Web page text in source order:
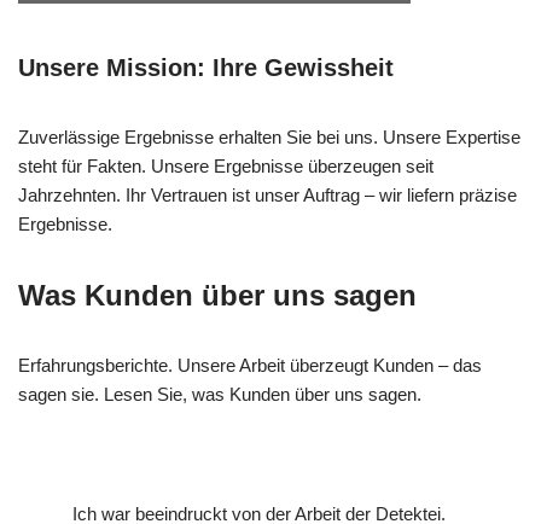
Unsere Mission: Ihre Gewissheit
Zuverlässige Ergebnisse erhalten Sie bei uns. Unsere Expertise
steht für Fakten. Unsere Ergebnisse überzeugen seit
Jahrzehnten. Ihr Vertrauen ist unser Auftrag – wir liefern präzise
Ergebnisse.
Was Kunden über uns sagen
Erfahrungsberichte. Unsere Arbeit überzeugt Kunden – das
sagen sie. Lesen Sie, was Kunden über uns sagen.
Ich war beeindruckt von der Arbeit der Detektei.